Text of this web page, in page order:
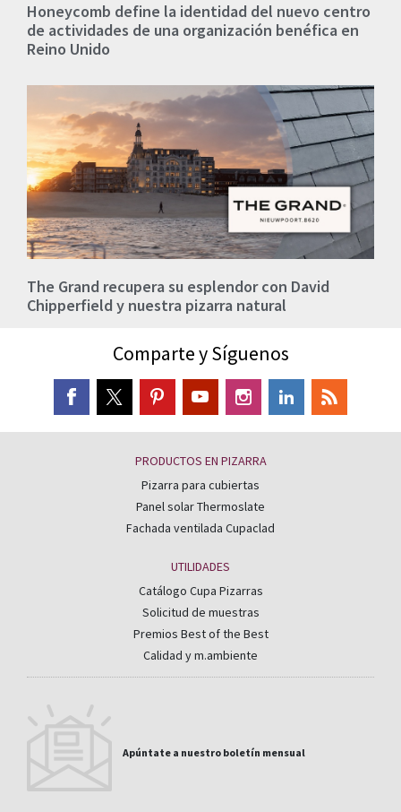
Honeycomb define la identidad del nuevo centro
de actividades de una organización benéfica en
Reino Unido
The Grand recupera su esplendor con David
Chipperfield y nuestra pizarra natural
Comparte y Síguenos
PRODUCTOS EN PIZARRA
Pizarra para cubiertas
Panel solar Thermoslate
Fachada ventilada Cupaclad
UTILIDADES
Catálogo Cupa Pizarras
Solicitud de muestras
Premios Best of the Best
Calidad y m.ambiente
Apúntate a nuestro boletín mensual